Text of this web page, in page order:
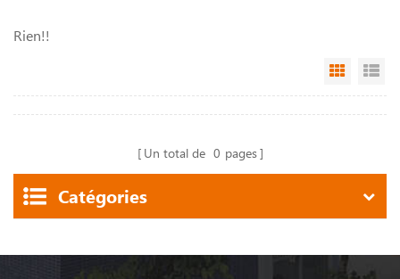
Rien!!
Grid
Un total de 0 pages
Catégories